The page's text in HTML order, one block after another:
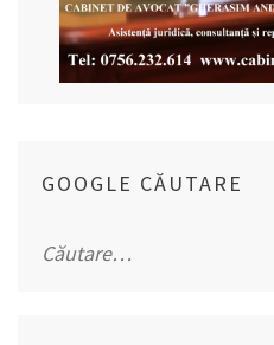
GOOGLE CĂUTARE
după: